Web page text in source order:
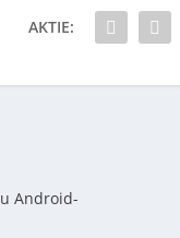
AKTIE:
Android-